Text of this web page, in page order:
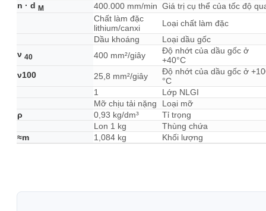
n · d M 400.000 mm/min Giá trị cụ thể của tốc độ
Chất làm đặc
lithium/canxi
Loại chất làm đặc
Dầu khoáng
Loại dầu gốc
ν 40 400 mm²/giây
Độ nhớt của dầu gốc ở
+40°C
ν100
25,8 mm²/giây
Độ nhớt của dầu gốc ở
°C
1
Lớp NLGI
Mỡ chịu tải nặng
Loại mỡ
ρ
0,93 kg/dm³
Tỉ trọng
Lon 1 kg
Thùng chứa
≈m
1,084 kg Khối lượng